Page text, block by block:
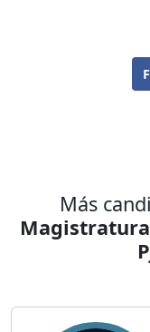
Más
Magistratura